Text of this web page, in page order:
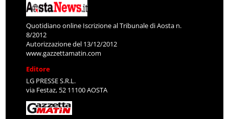
Quotidiano online Iscrizione al Tribunale di Aosta n.
8/2012
Autorizzazione del 13/12/2012
www.gazzettamatin.com
Editore
LG PRESSE S.R.L.
via Festaz, 52 11100 AOSTA